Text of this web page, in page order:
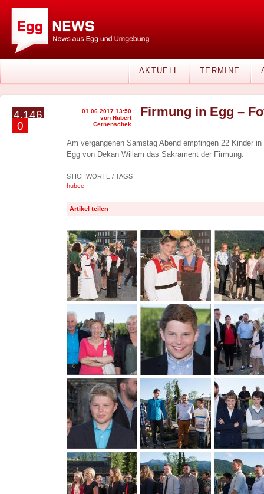
AKTUELL TERMINE
4.146
0
01.06.2017 13:50
von Hubert
Cernenschek
Firmung in Egg –
Am vergangenen Samstag Abend empfingen 22 Kinder
Egg von Dekan Willam das Sakrament der Firmung.
STICHWORTE / TAGS
hubce
Artikel teilen